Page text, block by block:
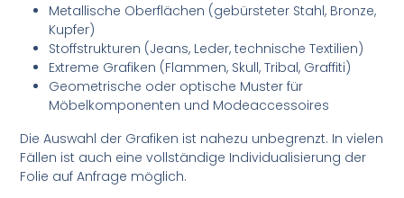
Metallische Oberflächen (gebürsteter Stahl, Bronze,
Kupfer)
Stoffstrukturen (Jeans, Leder, technische Textilien)
Extreme Grafiken (Flammen, Skull, Tribal, Graffiti)
Geometrische oder optische Muster für
Möbelkomponenten und Modeaccessoires
Die Auswahl der Grafiken ist nahezu unbegrenzt. In vielen
Fällen ist auch eine vollständige Individualisierung der
Folie auf Anfrage möglich.